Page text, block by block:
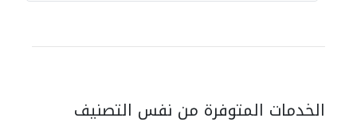
الخدمات المتوفرة من نفس التصنيف